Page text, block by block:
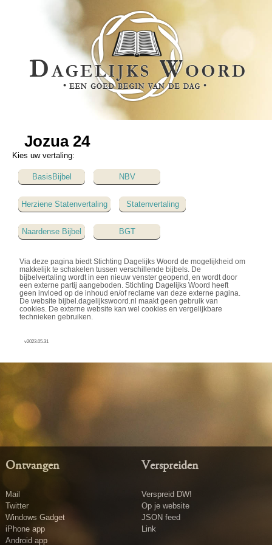
Jozua 24
Kies uw vertaling:
BasisBijbel NBV
Herziene Statenvertaling Statenvertaling
Naardense Bijbel BGT
Via deze pagina biedt Stichting Dagelijks Woord de mogelijkheid om
makkelijk te schakelen tussen verschillende bijbels. De
bijbelvertaling wordt in een nieuw venster geopend, en wordt door
een externe partij aangeboden. Stichting Dagelijks Woord heeft
geen invloed op de inhoud en/of reclame van deze externe pagina.
De website bijbel.dagelijkswoord.nl maakt geen gebruik van
cookies. De externe website kan wel cookies en vergelijkbare
technieken gebruiken.
v2023.05.31
Ontvangen
Mail
Twitter
Windows Gadget
iPhone app
Android app
Verspreiden
Verspreid DW!
Op je website
JSON feed
Link